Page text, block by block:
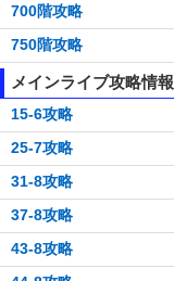
700階攻略
750階攻略
メインライブ攻略情報
15-6攻略
25-7攻略
31-8攻略
37-8攻略
43-8攻略